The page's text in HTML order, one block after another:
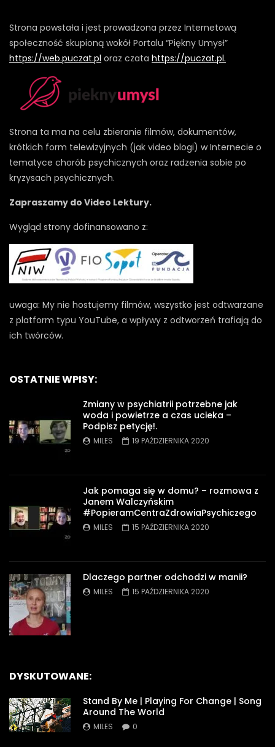
Strona powstała i jest prowadzona przez Internetową
społeczność skupioną wokół Portalu “Piękny Umysł”
https://web.puczat.pl oraz czata https://puczat.pl.
Strona ta ma na celu zbieranie filmów, dokumentów,
krótkich form telewizyjnych (jak video blogi) w Internecie o
tematyce chorób psychicznych oraz radzenia sobie po
kryzysach psychicznych.
Zapraszamy do Video Lektury.
Wygląd strony dofinansowano z:
uwaga: My nie hostujemy filmów, wszystko jest odtwarzane
z platform typu YouTube, a wpływy z odtworzeń trafiają do
ich twórców.
OSTATNIE WPISY:
Zmiany w psychiatrii potrzebne jak
woda i powietrze a czas ucieka –
Podpisz petycję!.
MILES 19 PAŹDZIERNIKA 2020
Jak pomaga się w domu? – rozmowa z
Janem Walczyńskim
#PopieramCentraZdrowiaPsychiczego
MILES 15 PAŹDZIERNIKA 2020
Dlaczego partner odchodzi w manii?
MILES 15 PAŹDZIERNIKA 2020
DYSKUTOWANE:
Stand By Me | Playing For Change | Song
Around The World
MILES 0